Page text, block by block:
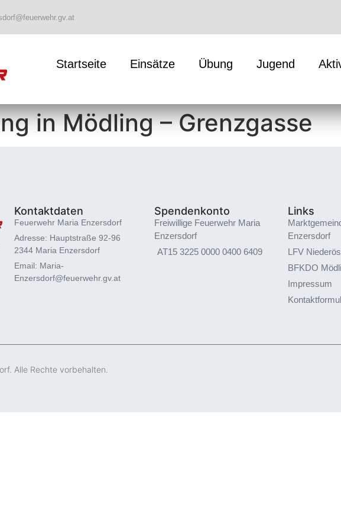
Startseite Einsätze Übung Jugend
in Mödling – Grenzgasse
Kontaktdaten
Feuerwehr Maria Enzersdorf
Adresse: Hauptstraße 92-96
2344 Maria Enzersdorf
Email: Maria-
Enzersdorf@feuerwehr.gv.at
Spendenkonto
Freiwillige Feuerwehr Maria
Enzersdorf
AT15 3225 0000 0400 6409
Links
Enzersdorf
LFV
BFKDO
Impressum
Alle Rechte vorbehalten.